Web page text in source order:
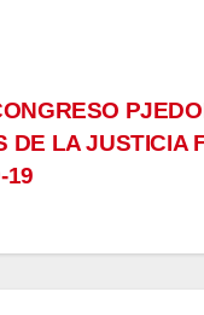
DE LA JUSTICIA
19